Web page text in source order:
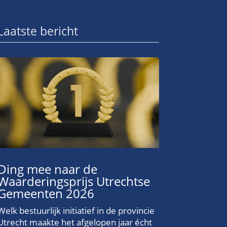
bericht
mee naar de
Utrechtse
2026
bestuurlijk initiatief in de provincie
maakte het afgelopen jaar écht